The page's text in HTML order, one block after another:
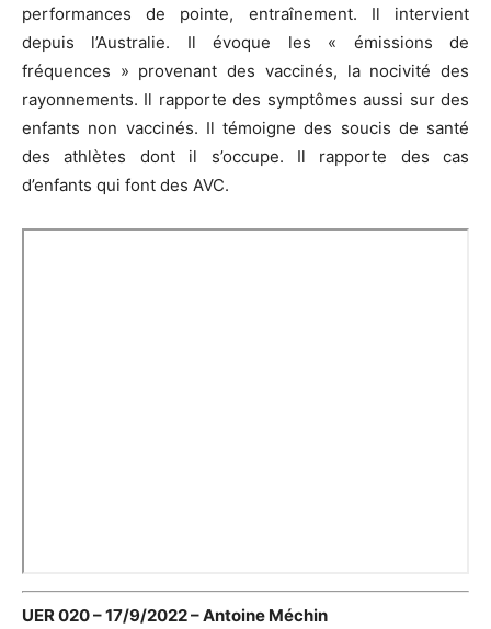
performances de pointe, entraînement. Il intervient
depuis l’Australie. Il évoque les « émissions de
fréquences » provenant des vaccinés, la nocivité des
rayonnements. Il rapporte des symptômes aussi sur des
enfants non vaccinés. Il témoigne des soucis de santé
des athlètes dont il s’occupe. Il rapporte des cas
d’enfants qui font des AVC.
UER 020 – 17/9/2022 – Antoine Méchin